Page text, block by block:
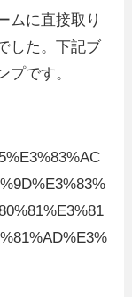
ムに直接取り
した。下記ブ
プです。